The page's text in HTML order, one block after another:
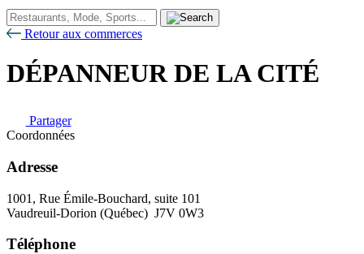
Retour aux commerces
DÉPANNEUR DE LA CITÉ
Partager
Coordonnées
Adresse
1001, Rue Émile-Bouchard, suite 101
Vaudreuil-Dorion (Québec) J7V 0W3
Téléphone